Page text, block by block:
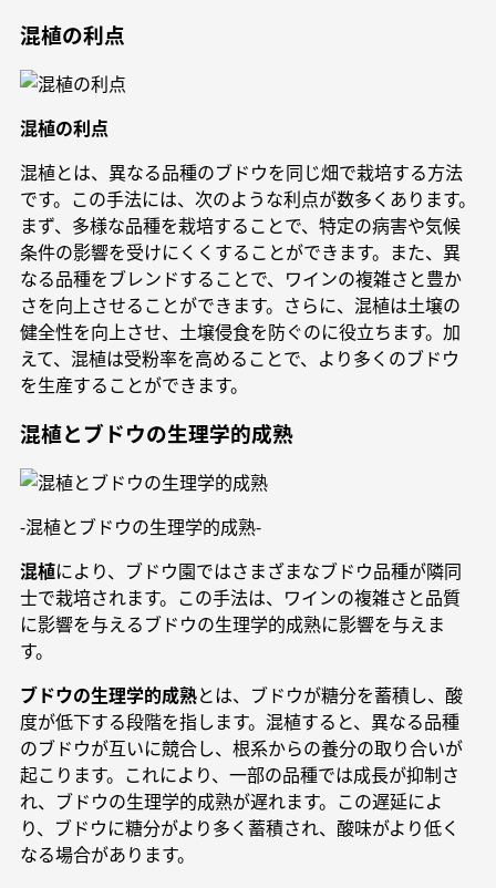
混植の利点
混植の利点
混植とは、異なる品種のブドウを同じ畑で栽培する方法
です。この手法には、次のような利点が数多くあります。
まず、多様な品種を栽培することで、特定の病害や気候
条件の影響を受けにくくすることができます。また、異
なる品種をブレンドすることで、ワインの複雑さと豊か
さを向上させることができます。さらに、混植は土壌の
健全性を向上させ、土壌侵食を防ぐのに役立ちます。加
えて、混植は受粉率を高めることで、より多くのブドウ
を生産することができます。
混植とブドウの生理学的成熟
-混植とブドウの生理学的成熟-
混植により、ブドウ園ではさまざまなブドウ品種が隣同
士で栽培されます。この手法は、ワインの複雑さと品質
に影響を与えるブドウの生理学的成熟に影響を与えま
す。
ブドウの生理学的成熟とは、ブドウが糖分を蓄積し、酸
度が低下する段階を指します。混植すると、異なる品種
のブドウが互いに競合し、根系からの養分の取り合いが
起こります。これにより、一部の品種では成長が抑制さ
れ、ブドウの生理学的成熟が遅れます。この遅延によ
り、ブドウに糖分がより多く蓄積され、酸味がより低く
なる場合があります。